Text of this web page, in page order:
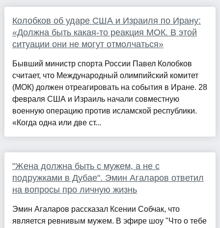
Колобков об ударе США и Израиля по Ирану:
«Должна быть какая-то реакция МОК. В этой
ситуации они не могут отмолчаться»
Бывший министр спорта России Павел Колобков
считает, что Международный олимпийский комитет
(МОК) должен отреагировать на события в Иране. 28
февраля США и Израиль начали совместную
военную операцию против исламской республики.
«Когда одна или две ст...
"Жена должна быть с мужем, а не с
подружками в Дубае". Эмин Агаларов ответил
на вопросы про личную жизнь
Эмин Агаларов рассказал Ксении Собчак, что
является ревнивым мужем. В эфире шоу "Что о тебе